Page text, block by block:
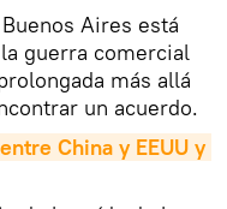
Aires está
guerra comercial
más allá
un acuerdo.
China y EEUU y